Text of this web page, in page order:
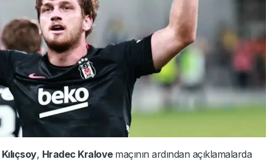
, Hradec Kralove maçının ardından açıklamalarda